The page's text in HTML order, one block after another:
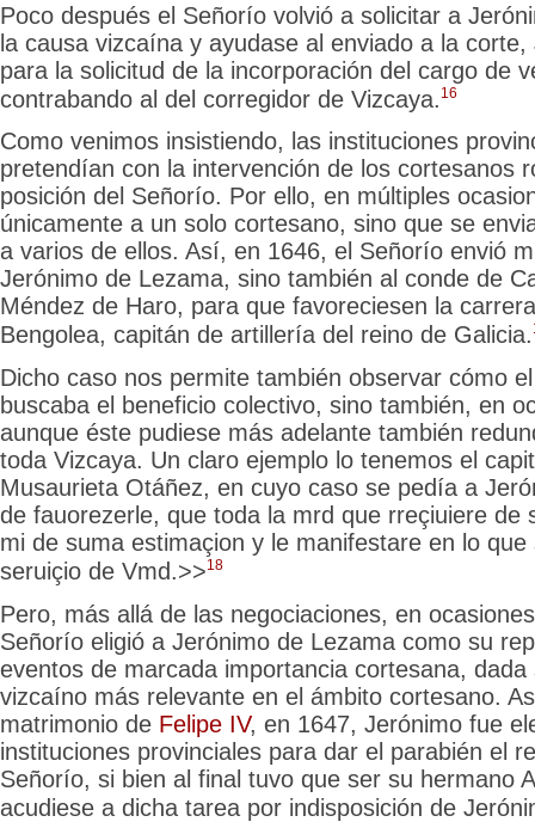
Poco después el Señorío volvió a solicitar a
la causa vizcaína y ayudase al enviado a la
para la solicitud de la incorporación del cargo de
contrabando al del corregidor de Vizcaya. 16
Como venimos insistiendo, las instituciones
pretendían con la intervención de los cortesanos
posición del Señorío. Por ello, en múltiples
únicamente a un solo cortesano, sino que se
a varios de ellos. Así, en 1646, el Señorío envió
Jerónimo de Lezama, sino también al conde de
Méndez de Haro, para que favoreciesen la
Bengolea, capitán de artillería del reino de Galicia.
Dicho caso nos permite también observar cómo
buscaba el beneficio colectivo, sino también, en
aunque éste pudiese más adelante también
toda Vizcaya. Un claro ejemplo lo tenemos el
Musaurieta Otáñez, en cuyo caso se pedía a
de fauorezerle, que toda la mrd que rreçiuiere de
mi de suma estimaçion y le manifestare en lo
seruiçio de Vmd.>>18
Pero, más allá de las negociaciones, en
Señorío eligió a Jerónimo de Lezama como su
eventos de marcada importancia cortesana, dada
vizcaíno más relevante en el ámbito cortesano.
matrimonio de Felipe IV, en 1647, Jerónimo fue
instituciones provinciales para dar el parabién el
Señorío, si bien al final tuvo que ser su hermano
acudiese a dicha tarea por indisposición de